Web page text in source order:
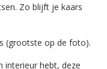
Zo blijft je kaars
(grootste op de foto).
interieur hebt, deze